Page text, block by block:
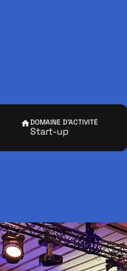
DOMAINE D'ACTIVITÉ
Start-up